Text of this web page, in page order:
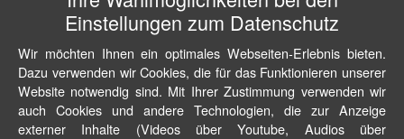
Einstellungen zum Datenschutz
Wir möchten Ihnen ein optimales Webseiten-Erlebnis bieten.
Dazu verwenden wir Cookies, die für das Funktionieren unserer
Website notwendig sind. Mit Ihrer Zustimmung verwenden wir
auch Cookies und andere Technologien, die zur Anzeige
externer Inhalte (Videos über Youtube, Audios über